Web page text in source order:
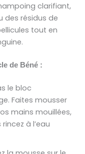
clarifiant,
des résidus de
tout en
de Béné :
le bloc
Faites mousser
mains mouillées,
à l’eau